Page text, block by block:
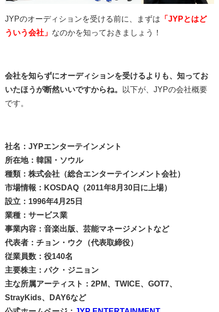
JYPのオーディションを受ける前に、まずは 「JYPとはど
ういう会社」 なのかを知っておきましょう！
会社を知らずにオーディションを受けるよりも、知ってお
いたほうが断然いいですからね。
以下が、JYPの会社概要
です。
社名：JYPエンターテインメント
所在地：韓国・ソウル
種類：株式会社（総合エンターテインメント会社）
市場情報：KOSDAQ（2011年8月30日に上場）
設立：1996年4月25日
業種：サービス業
事業内容：音楽出版、芸能マネージメントなど
代表者：チョン・ウク（代表取締役）
従業員数：役140名
主要株主：パク・ジニョン
主な所属アーティスト：2PM、TWICE、GOT7、
StrayKids、DAY6など